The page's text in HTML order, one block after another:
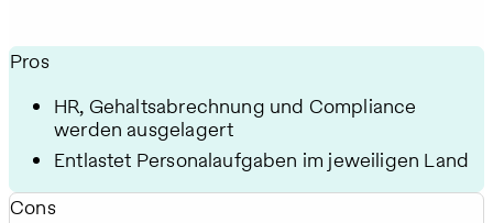
Pros
HR, Gehaltsabrechnung und Compliance
werden ausgelagert
Entlastet Personalaufgaben im jeweiligen Land
Cons